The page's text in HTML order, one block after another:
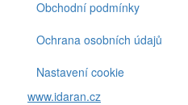
Obchodní podmínky
Ochrana osobních údajů
Nastavení cookie
www.idaran.cz